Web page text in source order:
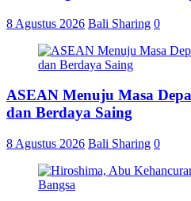
8 Agustus 2026 Bali Sharing 0
ASEAN Menuju Masa
dan Berdaya Saing
8 Agustus 2026 Bali Sharing 0